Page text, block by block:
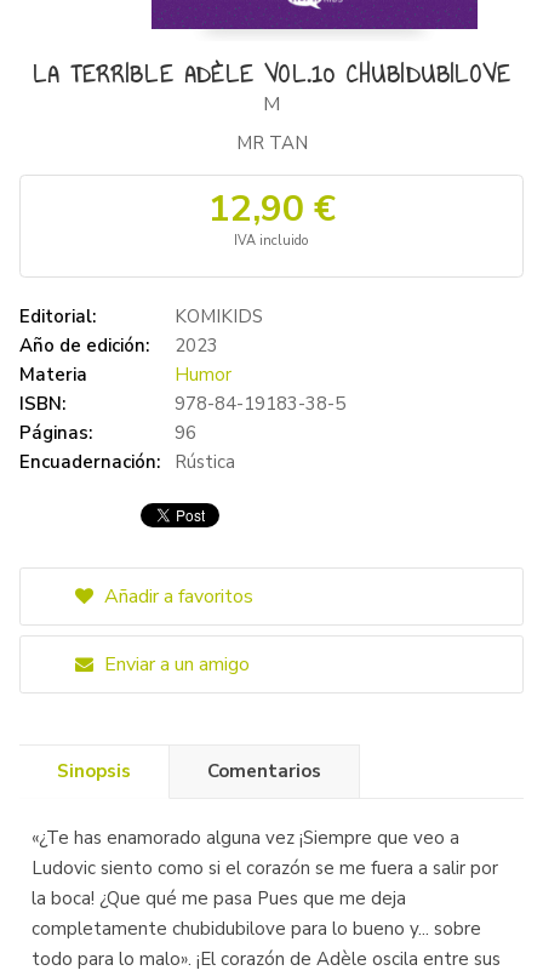
LA TERRIBLE ADÈLE VOL.10 CHUBIDUBILOVE
M
MR TAN
12,90 €
IVA incluido
Editorial:
KOMIKIDS
Año de edición:
2023
Materia
Humor
ISBN:
978-84-19183-38-5
Páginas:
96
Encuadernación:
Rústica
Añadir a favoritos
Enviar a un amigo
Sinopsis Comentarios
«¿Te has enamorado alguna vez ¡Siempre que veo a
Ludovic siento como si el corazón se me fuera a salir por
la boca! ¿Que qué me pasa Pues que me deja
completamente chubidubilove para lo bueno y... sobre
todo para lo malo». ¡El corazón de Adèle oscila entre sus